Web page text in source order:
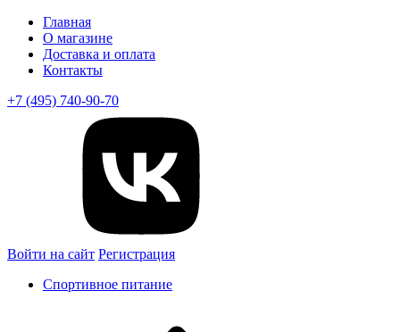
Главная
О магазине
Доставка и оплата
Контакты
+7 (495) 740-90-70
Войти на сайт Регистрация
Спортивное питание